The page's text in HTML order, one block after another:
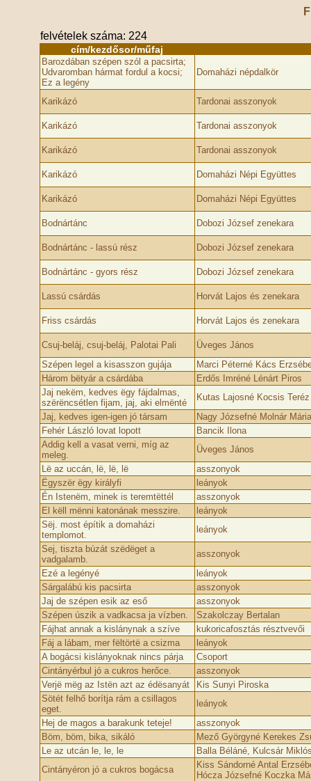
felvételek száma: 224
cím/kezdősor/műfaj
Barozdában szépen szól a pacsirta;
Udvaromban hármat fordul a kocsi;
Ez a legény
Domaházi népdalkör
Karikázó Tardonai asszonyok
Karikázó Tardonai asszonyok
Karikázó Tardonai asszonyok
Karikázó Domaházi Népi Együttes
Karikázó Domaházi Népi Együttes
Bodnártánc Dobozi József zenekara
Bodnártánc - lassú rész Dobozi József zenekara
Bodnártánc - gyors rész Dobozi József zenekara
Lassú csárdás Horvát Lajos és zenekara
Friss csárdás Horvát Lajos és zenekara
Csuj-beláj, csuj-beláj, Palotai Pali
Üveges János
Szépen legel a kisasszon gujája
Marci Péterné Kács
Három bëtyár a csárdába
Erdős Imréné Lénárt Piros
Jaj nekëm, kedves ëgy fájdalmas,
szërëncsétlen fijam, jaj, aki elmënté
Kutas Lajosné Kocsis Teréz
Jaj, kedves igen-igen jó társam
Nagy Józsefné Molnár Mária
Fehér László lovat lopott
Bancik Ilona
Addig kell a vasat verni, míg az
meleg.
Üveges János
Lë az uccán, lë, lë, lë
asszonyok
Ëgyszër ëgy királyfi
leányok
Én Istenëm, minek is teremtëttél
asszonyok
El këll mënni katonának messzire.
leányok
Sëj. most építik a domaházi
templomot.
leányok
Sej, tiszta búzát szëdëget a
vadgalamb.
asszonyok
Ezé­ a legényé­
leányok
Sárgalábú kis pacsirta
asszonyok
Jaj de szépen esik az eső
asszonyok
Szépen úszik a vadkacsa ja vízben.
Szakolczay Bertalan
Fájhat annak a kislánynak a szíve
kukoricafosztás résztvevői
Fáj a lábam, mer fëltörtë a csizma
leányok
A bogácsi kislányoknak nincs párja
Csoport
Cintányérbul jó a cukros herőce.
asszonyok
Verjë mëg az Istën azt az édësanyát
Kis Sunyi Piroska
Sötét felhő borítja rám a csillagos
eget.
leányok
Hej de magos a barakunk teteje!
asszonyok
Böm, böm, bika, sikáló
Mező Györgyné Kerekes
Le az utcán le, le, le
Balla Béláné, Kulcsár
Cintányéron jó a cukros bogácsa
Kiss Sándorné Antal
Hócza Józsefné Koczka